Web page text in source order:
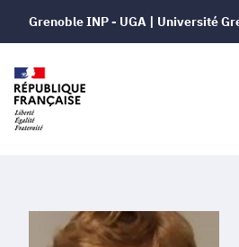
Grenoble INP - UGA | Université